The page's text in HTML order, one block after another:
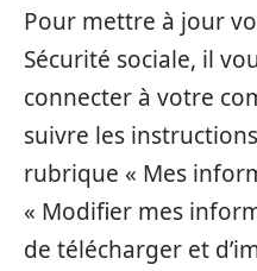
Pour mettre à jour
Sécurité sociale, il
connecter à votre
suivre les
rubrique « Mes
« Modifier mes
de télécharger et